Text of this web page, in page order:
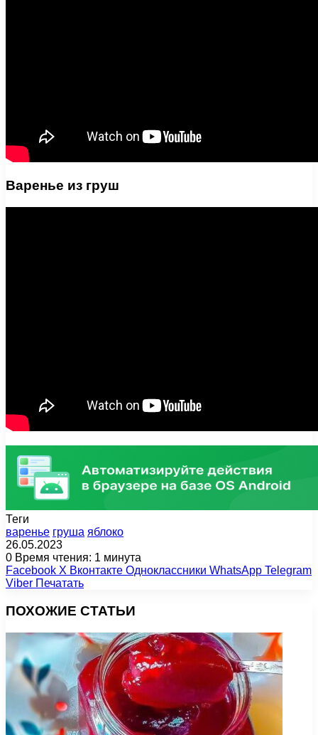
Варенье из груш
Теги
варенье груша яблоко
26.05.2023
0 Время чтения: 1 минута
Facebook X Вконтакте Одноклассники WhatsApp Telegram
Viber Печатать
ПОХОЖИЕ СТАТЬИ